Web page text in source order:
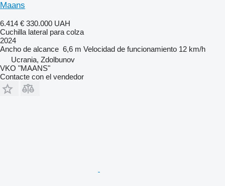
Maans
6.414 € 330.000 UAH
Cuchilla lateral para colza
2024
Ancho de alcance 6,6 m Velocidad de funcionamiento 12 km/h
Ucrania, Zdolbunov
VKO "MAANS"
Contacte con el vendedor